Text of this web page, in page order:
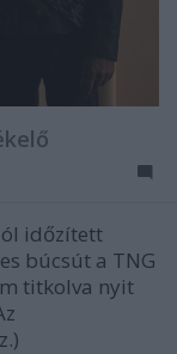
időzített
búcsút a TNG
titkolva nyit